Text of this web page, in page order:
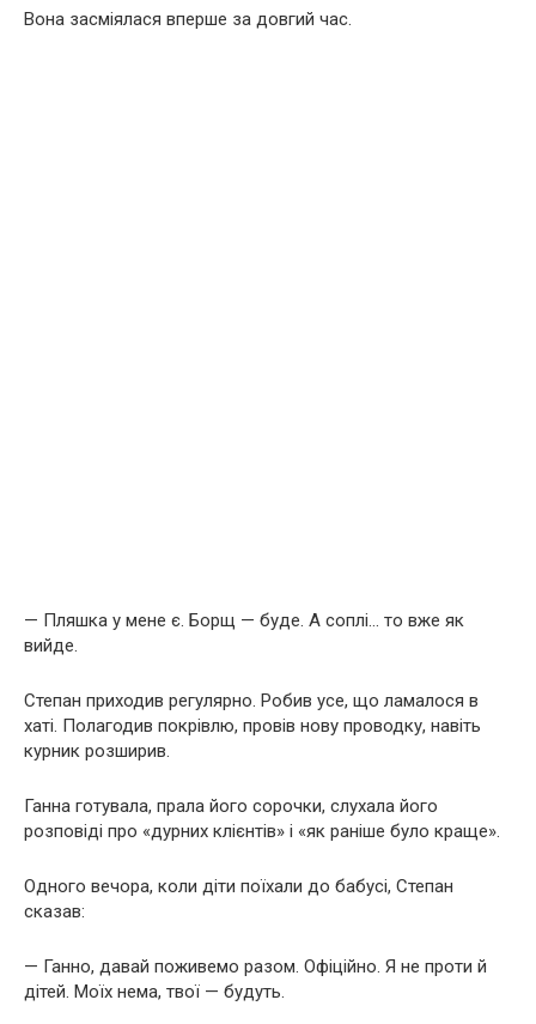
Вона засміялася вперше за довгий час.
— Пляшка у мене є. Борщ — буде. А соплі… то вже як
вийде.
Степан приходив регулярно. Робив усе, що ламалося в
хаті. Полагодив покрівлю, провів нову проводку, навіть
курник розширив.
Ганна готувала, прала його сорочки, слухала його
розповіді про «дурних клієнтів» і «як раніше було краще».
Одного вечора, коли діти поїхали до бабусі, Степан
сказав:
— Ганно, давай поживемо разом. Офіційно. Я не проти й
дітей. Моїх нема, твої — будуть.